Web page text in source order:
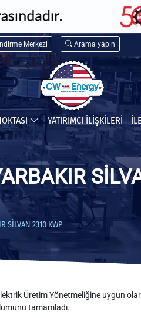
Merkezi Arama yapın
YATIRIMCI İLİŞKİLERİ
SİLVAN 2310 KWP
Üretim Yönetmeliğine uygun
tamamladı.